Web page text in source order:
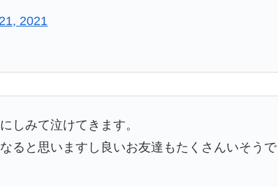
2021
しみて泣けてきます。
ると思いますし良いお友達もたくさんいそうで